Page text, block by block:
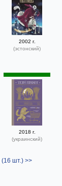
2002 г.
(эстонский)
2018 г.
(украинский)
(16 шт.) >>